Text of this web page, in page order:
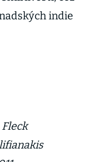
indie